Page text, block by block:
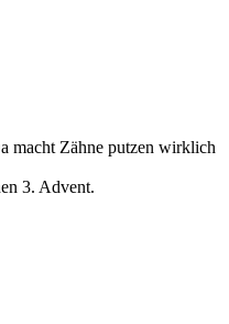
macht Zähne putzen wirklich
3. Advent.